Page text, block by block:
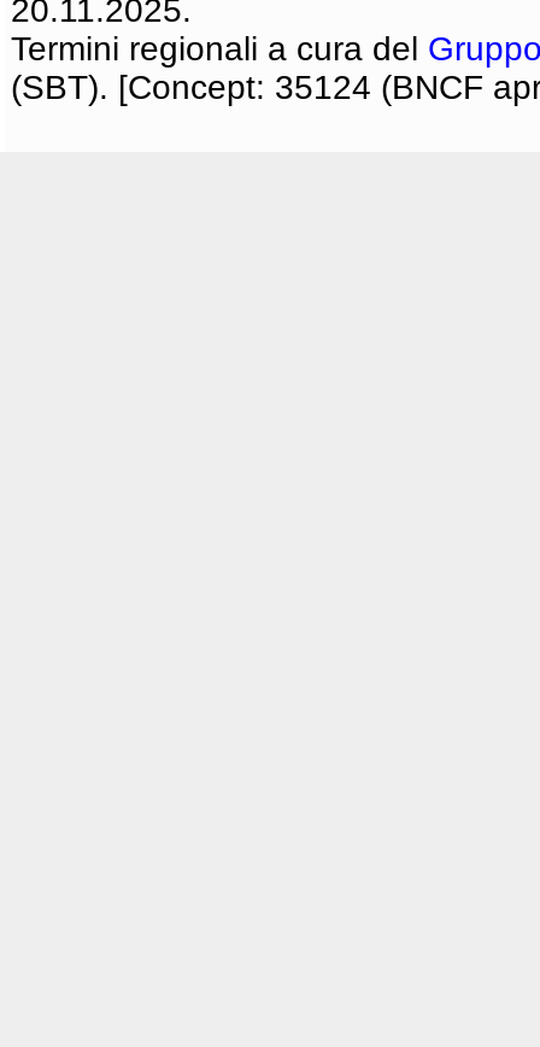
20.11.2025.
Termini regionali a cura del
(SBT). [Concept: 35124 (BNCF